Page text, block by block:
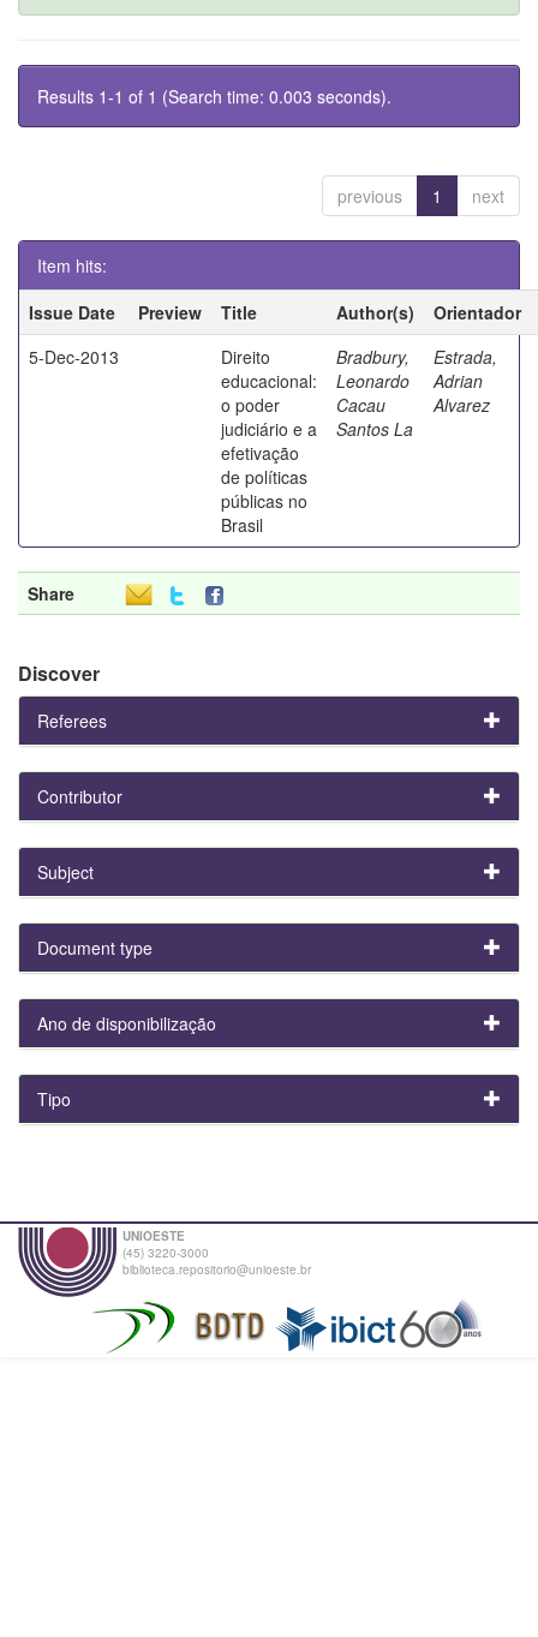
Results 1-1 of 1 (Search time: 0.003 seconds).
previous 1 next
Item hits:
Issue Date
Preview Title Author(s)
Orientador
5-Dec-2013
Direito
educacional:
o poder
judiciário e a
efetivação
de políticas
públicas no
Brasil
Bradbury,
Leonardo
Cacau
Santos La
Estrada,
Adrian
Alvarez
Share
Discover
Referees
Contributor
Subject
Document type
Ano de disponibilização
Tipo
UNIOESTE
(45) 3220-3000
biblioteca.repositorio@unioeste.br